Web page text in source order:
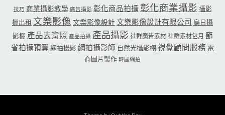
技巧 商業攝影教學 廣告攝影 彰化商品拍攝 彰化商業攝影 攝影
棚出租 文樂影像 文樂影像設計文樂影像設計有限公司 烏日攝
影棚 產品去背照 產品拍攝 產品攝影 社群廣告素材 社群素材包月 節
省拍攝預算 網拍攝影 網拍攝影師 自然光攝影棚 視覺顧問服務 電
商圖片製作 韓國網拍